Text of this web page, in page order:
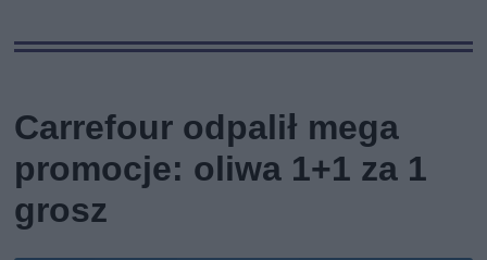
Carrefour odpalił mega
promocje: oliwa 1+1 za 1
grosz